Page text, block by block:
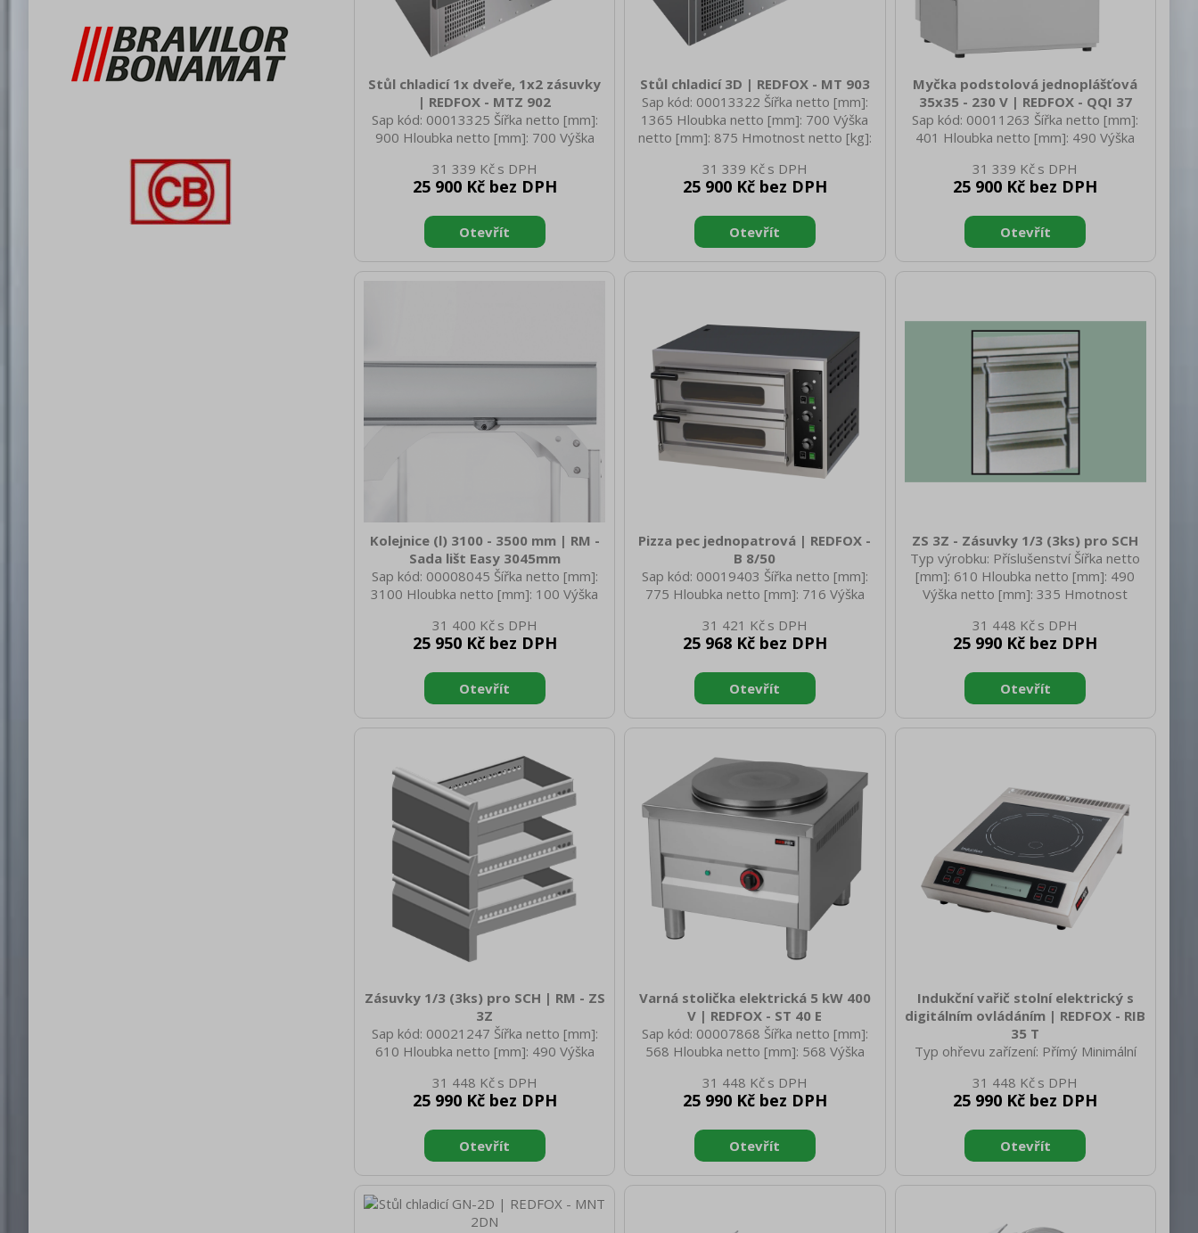
Stůl chladicí 1x dveře, 1x2 zásuvky
| REDFOX - MTZ 902
Sap kód: 00013325 Šířka netto [mm]:
900 Hloubka netto [mm]: 700 Výška
80.00 Šířka brutto [mm]: 970 Hloubka
brutto [mm]: 765 Výška brutto [mm]:
spotřebiče: Elektrické zařízení Příkon
elektrický [kW]: 0.200 Napájení: 230 V /
1N - 50 Hz Energetická třída: C
31 339 Kč
25 900 Kč bez DPH
Stůl chladicí 3D | REDFOX - MT 903
Sap kód: 00013322 Šířka netto [mm]:
1365 Hloubka netto [mm]: 700 Výška
netto [mm]: 875 Hmotnost netto [kg]:
Hloubka brutto [mm]: 765 Výška brutto
[mm]: 1095 Hmotnost brutto [kg]:
zařízení Příkon elektrický [kW]: 0.240
Napájení: 230 V / 1N - 50 Hz
Energetická třída: C Chladivo: R290 Typ
31 339 Kč
25 900 Kč bez DPH
Myčka podstolová jednoplášťová
35x35 - 230 V | REDFOX - QQI 37
Sap kód: 00011263 Šířka netto [mm]:
401 Hloubka netto [mm]: 490 Výška
27.00 Šířka brutto [mm]: 451 Hloubka
brutto [mm]: 540 Výška brutto [mm]:
spotřebiče: Elektrické zařízení Typ
ovládání: Digitální Materiál: AISI 304
Příkon elektrický [kW]: 3.500 Napájení:
dveří [mm]: 260 Vstu
31 339 Kč
25 900 Kč bez DPH
Kolejnice (l) 3100 - 3500 mm | RM -
Sada lišt Easy 3045mm
Sap kód: 00008045 Šířka netto [mm]:
3100 Hloubka netto [mm]: 100 Výška
9.00 Šířka brutto [mm]: 3100 Hloubka
brutto [mm]: 100 Výška brutto [mm]:
Materiál: Dural Max. teplota okolí [°C]:
90
31 400 Kč
25 950 Kč bez DPH
Pizza pec jednopatrová | REDFOX -
B 8/50
Sap kód: 00019403 Šířka netto [mm]:
775 Hloubka netto [mm]: 716 Výška
51.00 Šířka brutto [mm]: 880 Hloubka
brutto [mm]: 750 Výška brutto [mm]:
spotřebiče: Elektrické zařízení Příkon
elektrický [kW]: 6.000 Napájení: 400 V /
3N - 50 Hz Typ ovládání: Mechanické
Hloubka vnitřní části zařízení [mm]: 540
Výška vnitřní části zařízení [mm]: 150
31 421 Kč
25 968 Kč bez DPH
ZS 3Z - Zásuvky 1/3 (3ks) pro SCH
Typ výrobku: Příslušenství Šířka netto
[mm]: 610 Hloubka netto [mm]: 490
Výška netto [mm]: 335 Hmotnost
610 Hloubka brutto [mm]: 610 Výška
brutto [mm]: 335 Hmotnost brutto
31 448 Kč
25 990 Kč bez DPH
Zásuvky 1/3 (3ks) pro SCH | RM - ZS
3Z
Sap kód: 00021247 Šířka netto [mm]:
610 Hloubka netto [mm]: 490 Výška
10.00 Šířka brutto [mm]: 610 Hloubka
brutto [mm]: 610 Výška brutto [mm]:
Hloubka GN zařízení [mm]: 100
31 448 Kč
25 990 Kč bez DPH
Varná stolička elektrická 5 kW 400
V | REDFOX - ST 40 E
Sap kód: 00007868 Šířka netto [mm]:
568 Hloubka netto [mm]: 568 Výška
66.00 Šířka brutto [mm]: 630 Hloubka
brutto [mm]: 630 Výška brutto [mm]:
spotřebiče: Elektrické zařízení Příkon
elektrický [kW]: 5.000 Napájení: 400 V /
3N - 50 Hz Stupeň krytí ovládacích
desky [mm]: 1.00 Počet zón: 1 Příkon
31 448 Kč
25 990 Kč bez DPH
Indukční vařič stolní elektrický s
digitálním ovládáním | REDFOX - RIB
35 T
Typ ohřevu zařízení: Přímý Minimální
hořáků/ploten: 1 Konstruční typ
zařízení: Stolní Příkon elektrický [kW]:
00038308 Průřez vodičů CU [mm²]:
0,75 Materiál vrchní desky:
Sklokeramika Typ spotřebiče: Elektrické
vhodná pro přesnou přípravu pokrmů,
31 448 Kč
25 990 Kč bez DPH